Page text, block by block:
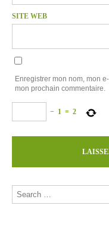
SITE WEB
Enregistrer mon nom, mon
mon prochain commentaire.
− 1 = 2